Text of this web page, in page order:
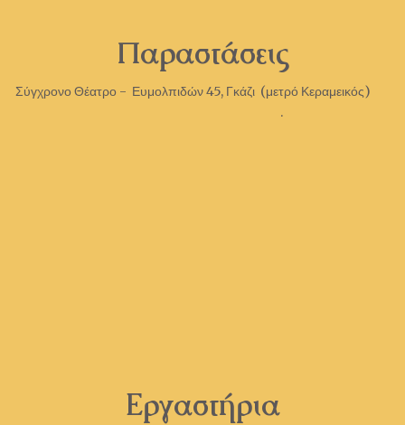
Παραστάσεις
Σύγχρονο Θέατρο - Ευμολπιδών 45, Γκάζι (μετρό Κεραμεικός)
.
Εργαστήρια